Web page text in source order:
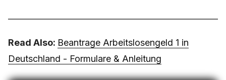
Read Also: Beantrage Arbeitslosengeld 1 in
Deutschland - Formulare & Anleitung